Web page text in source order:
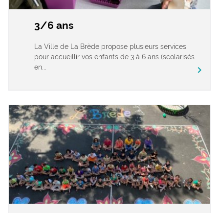
3/6 ans
La Ville de La Brède propose plusieurs services
pour accueillir vos enfants de 3 à 6 ans (scolarisés
en...
chevron_right